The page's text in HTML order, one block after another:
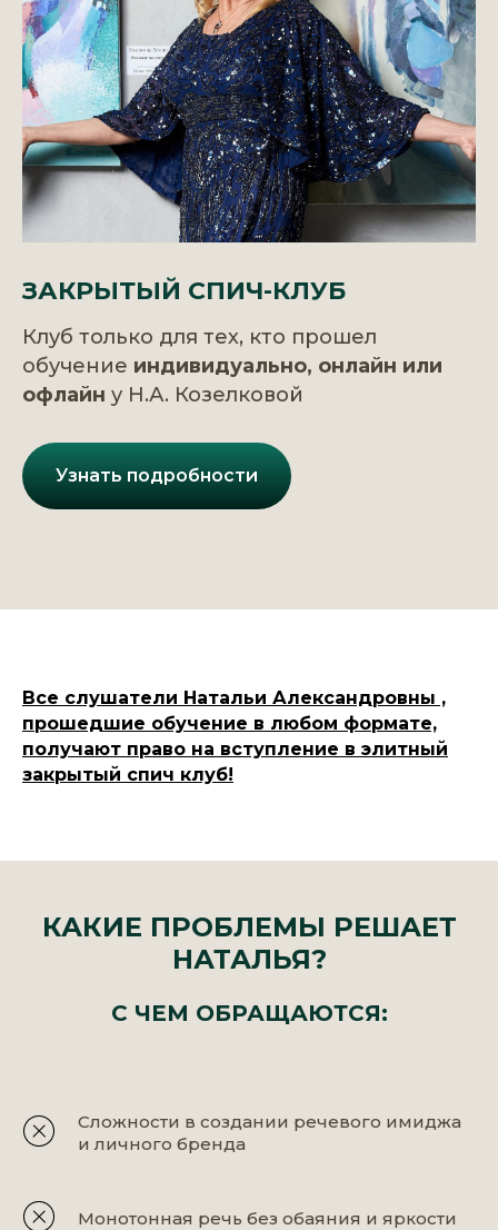
ЗАКРЫТЫЙ СПИЧ-КЛУБ
Клуб только для тех, кто прошел
обучение индивидуально, онлайн или
офлайн у Н.А. Козелковой
Узнать подробности
Все слушатели Натальи Александровны ,
прошедшие обучение в любом формате,
получают право на вступление в элитный
закрытый спич клуб!
КАКИЕ ПРОБЛЕМЫ РЕШАЕТ
НАТАЛЬЯ?
С ЧЕМ ОБРАЩАЮТСЯ:
Сложности в создании речевого имиджа
и личного бренда
Монотонная речь без обаяния и яркости